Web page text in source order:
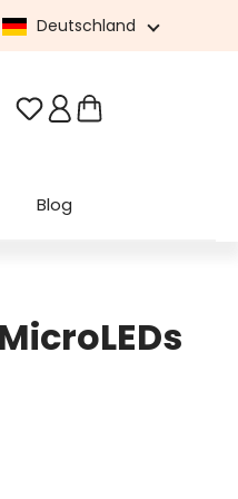
Deutschland
Du hast 0 Produkte
Blog